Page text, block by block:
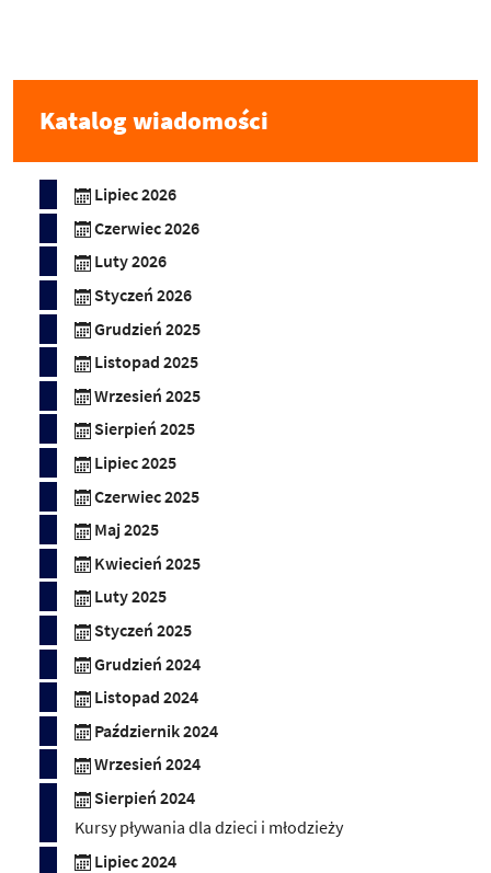
Katalog wiadomości
Lipiec 2026
Czerwiec 2026
Luty 2026
Styczeń 2026
Grudzień 2025
Listopad 2025
Wrzesień 2025
Sierpień 2025
Lipiec 2025
Czerwiec 2025
Maj 2025
Kwiecień 2025
Luty 2025
Styczeń 2025
Grudzień 2024
Listopad 2024
Październik 2024
Wrzesień 2024
Sierpień 2024
Kursy pływania dla dzieci i młodzieży
Lipiec 2024